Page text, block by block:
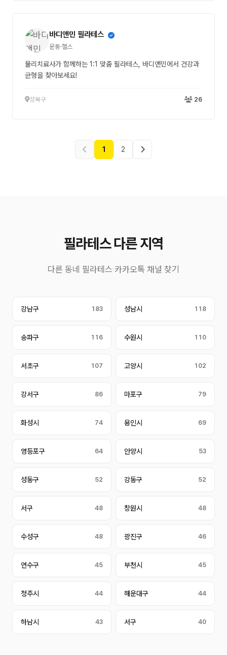
바디앤민 필라테스
운동·헬스
물리치료사가 함께하는 1:1 맞춤 필라테스, 바디앤민에서 건강과
균형을 찾아보세요!
성북구 26
1 2
필라테스 다른 지역
다른 동네 필라테스 카카오톡 채널 찾기
강남구 183 성남시 118
송파구 116 수원시 110
서초구 107 고양시 102
강서구 86 마포구 79
화성시 74 용인시 69
영등포구 64 안양시 53
성동구 52 강동구 52
서구 48 창원시 48
수성구 48 광진구 46
연수구 45 부천시 45
청주시 44 해운대구 44
하남시 43 서구 40